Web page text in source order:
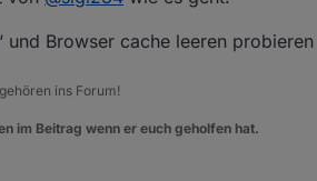
und Browser cache leeren probieren
ins Forum!
im Beitrag wenn er euch geholfen hat.